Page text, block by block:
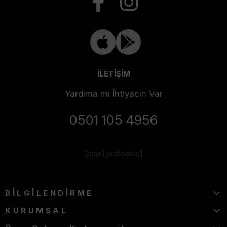
İLETİŞİM
Yardıma mı İhtiyacın Var
0501 105 4956
[email protected]
BİLGİLENDİRME
KURUMSAL